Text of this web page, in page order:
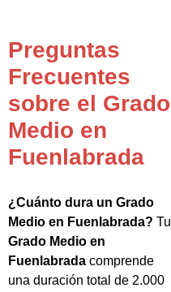
Preguntas
Frecuentes
sobre el Grado
Medio en
Fuenlabrada
¿Cuánto dura un Grado
Medio en Fuenlabrada? Tu
Grado Medio en
Fuenlabrada comprende
una duración total de 2.000